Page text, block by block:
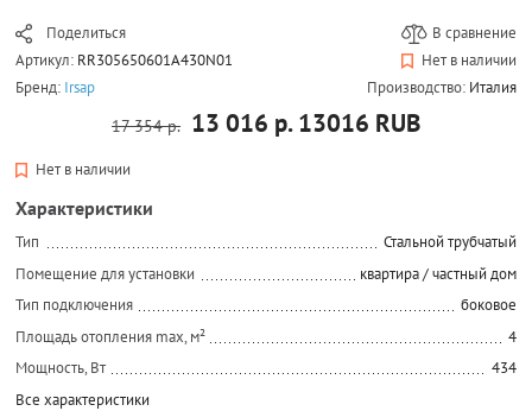
Поделиться
В сравнение
Артикул: RR305650601A430N01
Нет в наличии
Бренд: Irsap Производство: Италия
17 354 р. 13 016 р. 13016 RUB
Нет в наличии
Характеристики
Тип
Стальной трубчатый
Помещение для установки
квартира / частный дом
Тип подключения
боковое
Площадь отопления max, м²
4
Мощность, Вт
434
Все характеристики